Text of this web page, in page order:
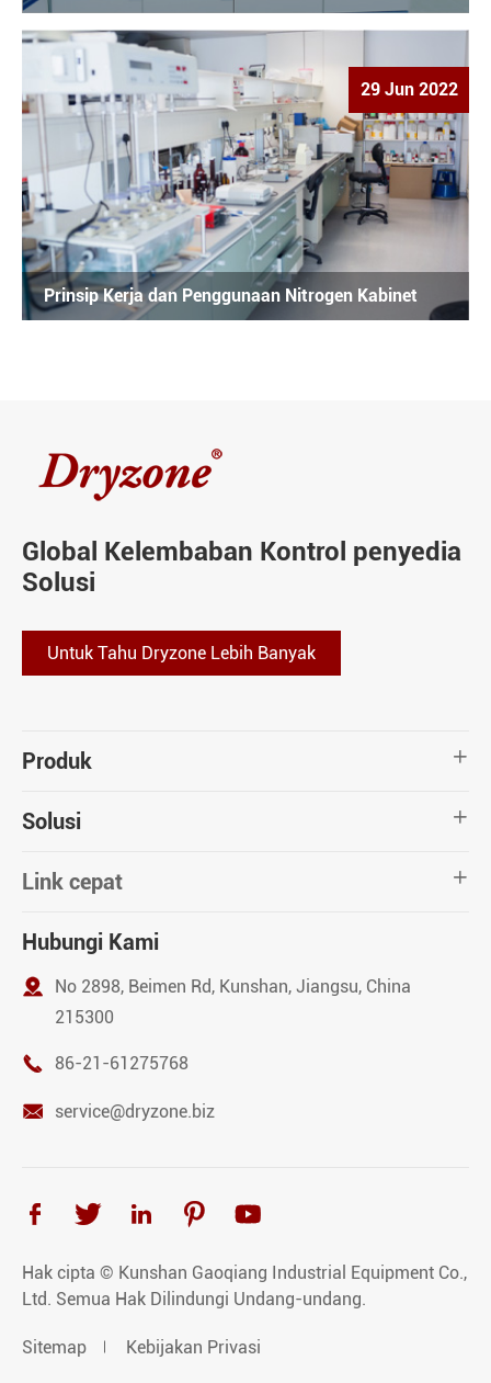
29 Jun 2022
Prinsip Kerja dan Penggunaan Nitrogen Kabinet
Global Kelembaban Kontrol penyedia
Solusi
Untuk Tahu Dryzone Lebih Banyak
Produk 
Solusi 
Link cepat 
Hubungi Kami

No 2898, Beimen Rd, Kunshan, Jiangsu, China
215300
 86-21-61275768
 service@dryzone.biz
    
Hak cipta © Kunshan Gaoqiang Industrial Equipment Co.,
Ltd. Semua Hak Dilindungi Undang-undang.
Sitemap Kebijakan Privasi